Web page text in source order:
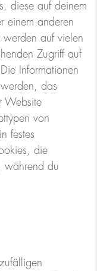
diese auf deinem
einem anderen
auf vielen
Zugriff auf
Informationen
das
Website
von
festes
die
während du